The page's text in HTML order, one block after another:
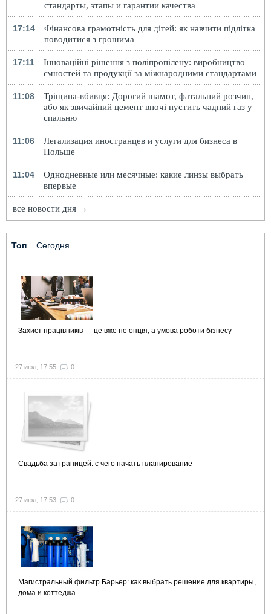
стандарты, этапы и гарантии качества
17:14
Фінансова грамотність для дітей: як навчити підлітка
поводитися з грошима
17:11
Інноваційні рішення з поліпропілену: виробництво
ємностей та продукції за міжнародними стандартами
11:08
Тріщина-вбивця: Дорогий шамот, фатальний розчин,
або як звичайний цемент вночі пустить чадний газ у
спальню
11:06
Легализация иностранцев и услуги для бизнеса в
Польше
11:04
Однодневные или месячные: какие линзы выбрать
впервые
все новости дня →
Топ Сегодня
Захист працівників — це вже не опція, а умова роботи бізнесу
27 июл, 17:55 0
Свадьба за границей: с чего начать планирование
27 июл, 17:53 0
Магистральный фильтр Барьер: как выбрать решение для квартиры,
дома и коттеджа